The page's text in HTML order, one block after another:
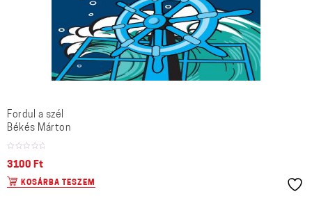
Fordul a szél
Békés Márton
3100 Ft
KOSÁRBA TESZEM